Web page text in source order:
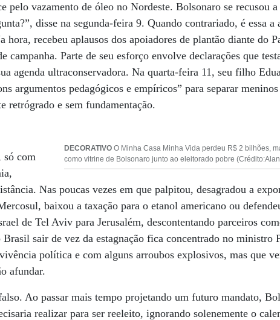
pelo vazamento de óleo no Nordeste. Bolsonaro se recusou
disse na segunda-feira 9. Quando contrariado, é essa a
hora, recebeu aplausos dos apoiadores de plantão diante do
Parte de seu esforço envolve declarações que
agenda ultraconservadora. Na quarta-feira 11, seu filho
argumentos pedagógicos e empíricos” para separar meninos
retrógrado e sem fundamentação.
DECORATIVOO Minha Casa Minha Vida perdeu R$ 2 bilhões,
como vitrine de Bolsonaro junto ao eleitorado pobre
só com
Nas poucas vezes em que palpitou, desagradou a
baixou a taxação para o etanol americano ou
de Tel Aviv para Jerusalém, descontentando parceiros
sair de vez da estagnação fica concentrado no ministro
política e com alguns arroubos explosivos, mas que
afundar.
Ao passar mais tempo projetando um futuro mandato,
realizar para ser reeleito, ignorando solenemente o